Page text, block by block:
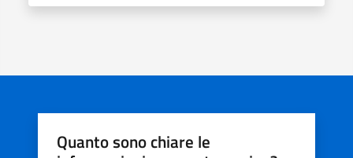
Quanto sono chiare le